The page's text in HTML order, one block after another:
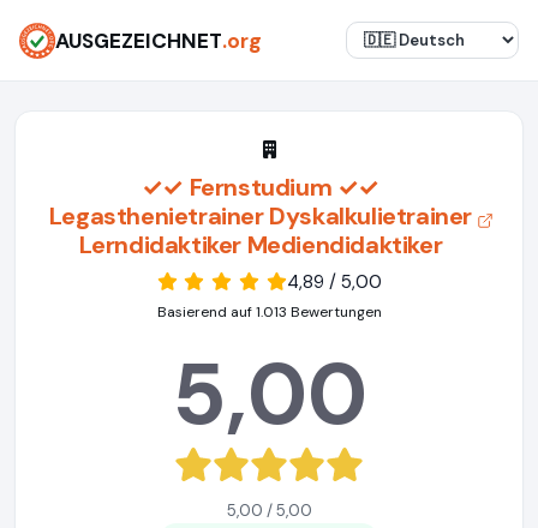
AUSGEZEICHNET.org
✓✓ Fernstudium ✓✓
Legasthenietrainer Dyskalkulietrainer
Lerndidaktiker Mediendidaktiker
4,89 / 5,00
Basierend auf 1.013 Bewertungen
5,00
5,00 / 5,00